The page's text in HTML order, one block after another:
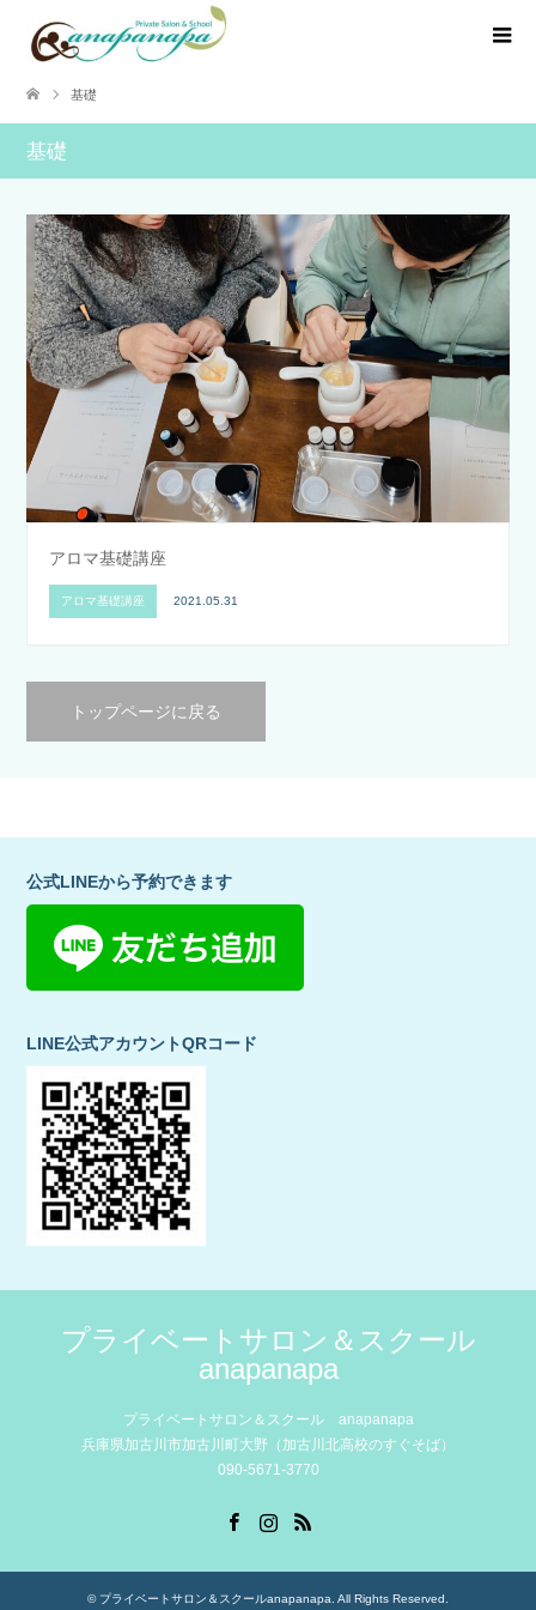
基礎
基礎
アロマ基礎講座
アロマ基礎講座 2021.05.31
トップページに戻る
公式LINEから予約できます
LINE公式アカウントQRコード
プライベートサロン＆スクール
anapanapa
プライベートサロン＆スクール anapanapa
兵庫県加古川市加古川町大野（加古川北高校のすぐそば）
090-5671-3770
© プライベートサロン＆スクールanapanapa . All Rights Reserved.